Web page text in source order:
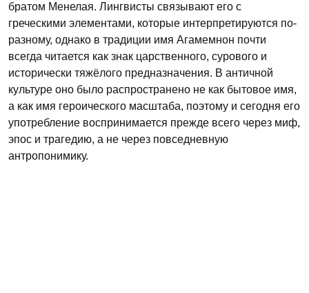
братом Менелая. Лингвисты связывают его с
греческими элементами, которые интерпретируются по-
разному, однако в традиции имя Агамемнон почти
всегда читается как знак царственного, сурового и
исторически тяжёлого предназначения. В античной
культуре оно было распространено не как бытовое имя,
а как имя героического масштаба, поэтому и сегодня его
употребление воспринимается прежде всего через миф,
эпос и трагедию, а не через повседневную
антропонимику.